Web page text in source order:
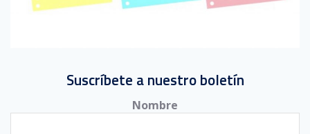
Suscríbete a nuestro boletín
Nombre